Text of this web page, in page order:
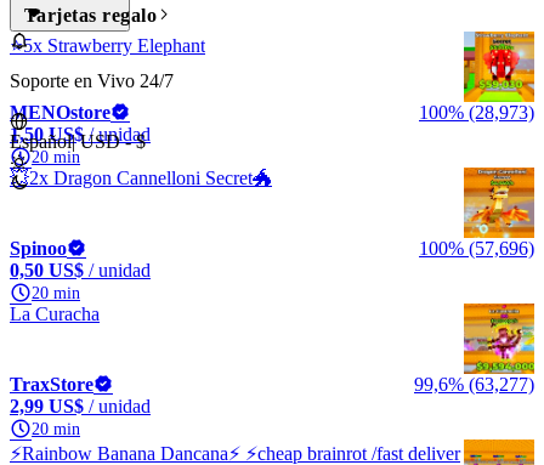
Tarjetas regalo
Soporte en Vivo 24/7
Español|USD - $
⭐5x Strawberry Elephant
MENOstore
100% (28,973)
1,50 US$/ unidad
20 min
💥2x Dragon Cannelloni Secret🐲
Spinoo
100% (57,696)
0,50 US$ / unidad
20 min
La Curacha
TraxStore
99,6% (63,277)
2,99 US$ / unidad
20 min
⚡Rainbow Banana Dancana⚡ ⚡cheap brainrot /fast deliver